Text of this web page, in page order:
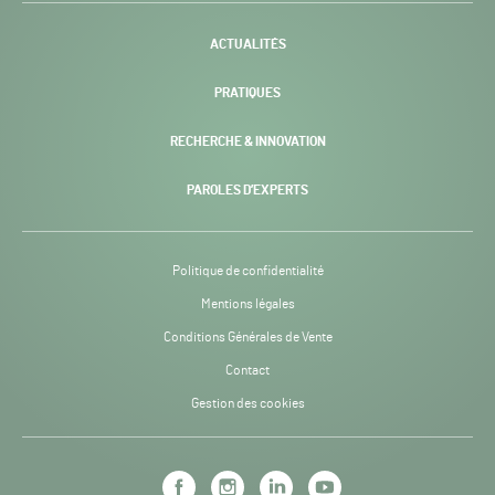
-
ACTUALITÉS
PRATIQUES
RECHERCHE & INNOVATION
PAROLES D’EXPERTS
Politique de confidentialité
Mentions légales
Conditions Générales de Vente
Contact
Gestion des cookies